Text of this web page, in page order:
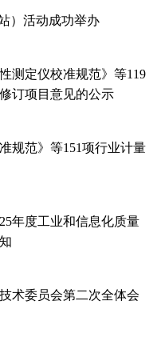
）活动成功举办
测定仪校准规范》等119
订项目意见的公示
规范》等151项行业计量
年度工业和信息化质量
术委员会第二次全体会